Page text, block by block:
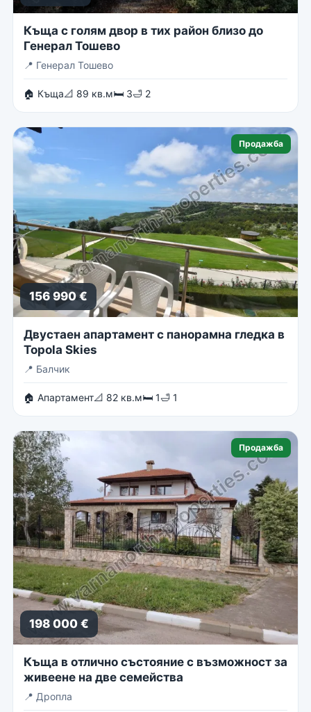
Къща с голям двор в тих район близо до
Генерал Тошево
📍 Генерал Тошево
🏠 Къща📐 89 кв.м🛏 3🛁 2
Продажба
156 990 €
Двустаен апартамент с панорамна гледка в
Topola Skies
📍 Балчик
🏠 Апартамент📐 82 кв.м🛏 1🛁 1
Продажба
198 000 €
Къща в отлично състояние с възможност за
живеене на две семейства
📍 Дропла